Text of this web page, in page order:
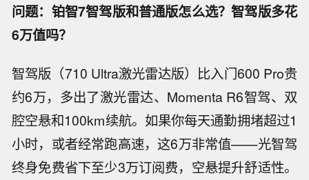
问题：铂智7智驾版和普通版怎么选？智驾版多花
6万值吗？
智驾版（710 Ultra激光雷达版）比入门600 Pro贵
约6万，多出了激光雷达、Momenta R6智驾、双
腔空悬和100km续航。如果你每天通勤拥堵超过1
小时，或者经常跑高速，这6万非常值——光智驾
终身免费省下至少3万订阅费，空悬提升舒适性。